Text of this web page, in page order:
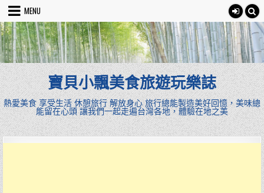
Skip
content
MENU
寶貝小飄美食旅遊玩樂誌
熱愛美食 享受生活 休憩旅行 解放身心 旅行總能製造美好回憶，美味總
能留在心頭 讓我們一起走遍台灣各地，體驗在地之美